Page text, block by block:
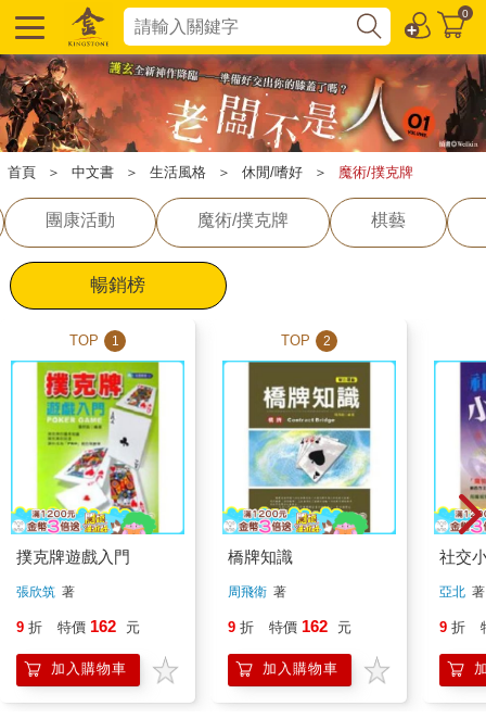
0
首頁 ＞ 中文書 ＞ 生活風格 ＞ 休閒/嗜好 ＞ 魔術/撲克牌
團康活動 魔術/撲克牌 棋藝
暢銷榜
TOP 1
撲克牌遊戲入門
張欣筑 著
9 折 特價 162 元
加入購物車
TOP 2
橋牌知識
周飛衛 著
9 折 特價 162 元
加入購物車
社交
亞北 著
9 折